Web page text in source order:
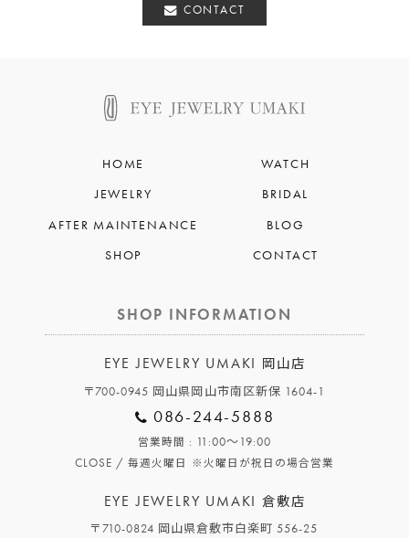
CONTACT
HOME
WATCH
JEWELRY
BRIDAL
AFTER MAINTENANCE
BLOG
SHOP
CONTACT
SHOP INFORMATION
EYE JEWELRY UMAKI 岡山店
〒700-0945 岡山県岡山市南区新保 1604-1
086-244-5888
営業時間 : 11:00～19:00
CLOSE /毎週火曜日 ※火曜日が祝日の場合営業
EYE JEWELRY UMAKI 倉敷店
〒710-0824 岡山県倉敷市白楽町 556-25